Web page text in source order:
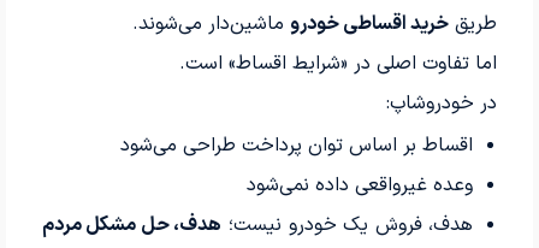
طریق خرید اقساطی خودروماشین‌دار می‌شوند.
اما تفاوت اصلی در «شرایط اقساط» است.
در خودروشاپ:
اقساط بر اساس توان پرداخت طراحی می‌شود
وعده غیرواقعی داده نمی‌شود
هدف، فروش یک خودرو نیست؛ هدف، حل مشکل مردم